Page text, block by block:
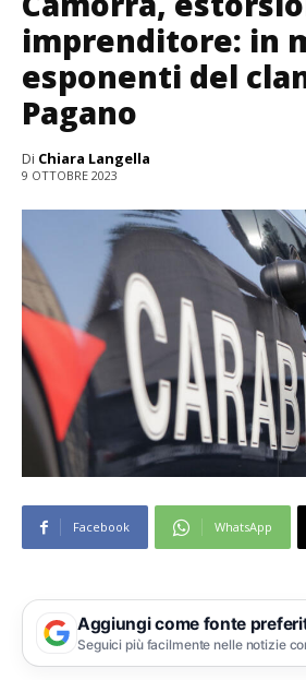
imprenditore: in
esponenti del
Pagano
Di Chiara Langella
9 OTTOBRE 2023
Facebook WhatsApp
Aggiungi come fonte
Seguici più facilmente nelle notizie